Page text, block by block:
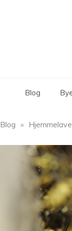
Blog
Blog »